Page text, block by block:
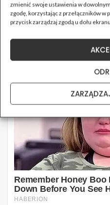
zmienić swoje ustawienia w
zgodę, korzystając z przełączników w
przycisk zarządzaj zgodą u dołu